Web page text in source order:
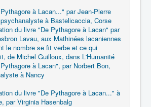
à Lacan..." par Jean-Pierre
à Bastelicaccia, Corse
du livre "De Pythagore à Lacan" par
Lavau, aux Mathinées lacaniennes
le nombre se fit verbe et ce qui
de Michel Guilloux, dans L'Humanité
à Lacan", par Norbert Bon,
à Nancy
du livre "De Pythagore à Lacan..." à
par Virginia Hasenbalg